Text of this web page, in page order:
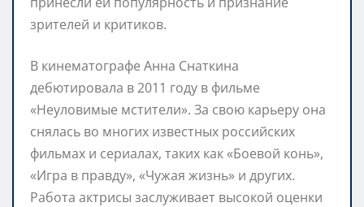
зрителей и критиков.
В кинематографе Анна Снаткина
дебютировала в 2011 году в фильме
«Неуловимые мстители». За свою карьеру она
снялась во многих известных российских
фильмах и сериалах, таких как «Боевой конь»,
«Игра в правду», «Чужая жизнь» и других.
Работа актрисы заслуживает высокой оценки